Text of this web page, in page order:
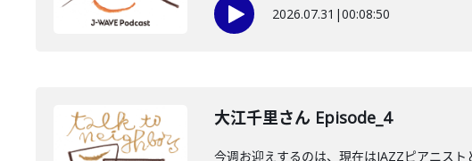
2026.07.31 |00:08:50
大江千里さん Episode_4
今週お迎えするのは、現在はJAZZピアニス